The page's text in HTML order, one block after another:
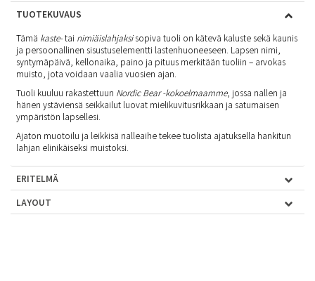
TUOTEKUVAUS
Tämä kaste-tai nimiäislahjaksisopiva tuoli on kätevä kaluste sekä kaunis
ja persoonallinen sisustuselementti lastenhuoneeseen. Lapsen nimi,
syntymäpäivä, kellonaika, paino ja pituus merkitään tuoliin – arvokas
muisto, jota voidaan vaalia vuosien ajan.
Tuoli kuuluu rakastettuun Nordic Bear -kokoelmaamme, jossa nallen ja
hänen ystäviensä seikkailut luovat mielikuvitusrikkaan ja satumaisen
ympäristön lapsellesi.
Ajaton muotoilu ja leikkisä nalleaihe tekee tuolista ajatuksella hankitun
lahjan elinikäiseksi muistoksi.
ERITELMÄ
LAYOUT